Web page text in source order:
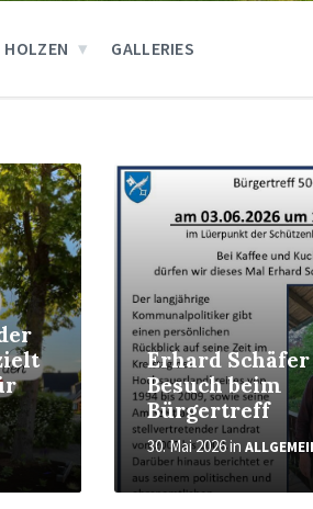
HOLZEN GALLERIES
Erhard
Besuch beim
Bürgertreff
30. Mai 2026in
Weiter